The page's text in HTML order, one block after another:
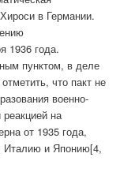
в Германии.
1936 года.
пунктом, в деле
что пакт не
военно-
на
от 1935 года,
Италию и Японию[4,